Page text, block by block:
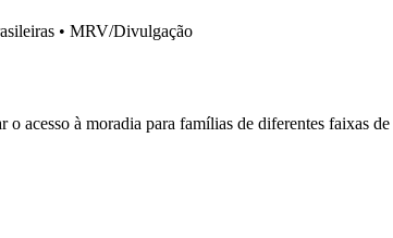
• MRV/Divulgação
à moradia para famílias de diferentes faixas